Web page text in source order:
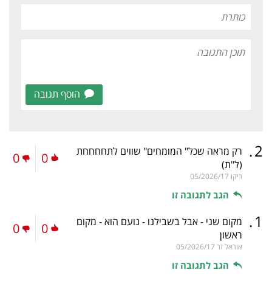
הוסף תגובה
2
. רק מראה שכל" המומחים" שווים לתחחחחת
(ל"ת)
ריקו 05/2026/17
הגב לתגובה זו
0
0
1
. מקום שני - אבל בשבילנו - נועם הוא - מקום
ראשון
אוראל זר 05/2026/17
הגב לתגובה זו
0
0